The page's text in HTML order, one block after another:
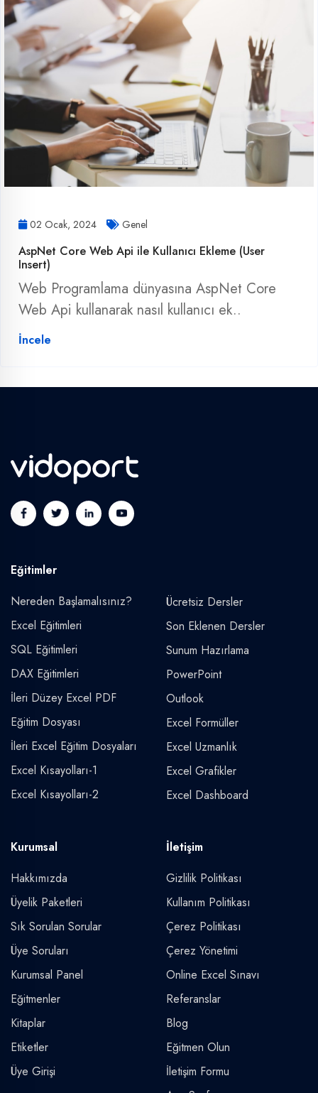
02 Ocak, 2024 Genel
AspNet Core Web Api ile Kullanıcı Ekleme (User
Insert)
Web Programlama dünyasına AspNet Core
Web Api kullanarak nasıl kullanıcı ek..
İncele
Eğitimler
Nereden Başlamalısınız?
Excel Eğitimleri
SQL Eğitimleri
DAX Eğitimleri
İleri Düzey Excel PDF
Eğitim Dosyası
İleri Excel Eğitim Dosyaları
Excel Kısayolları-1
Excel Kısayolları-2
Ücretsiz Dersler
Son Eklenen Dersler
Sunum Hazırlama
PowerPoint
Outlook
Excel Formüller
Excel Uzmanlık
Excel Grafikler
Excel Dashboard
Kurumsal
Hakkımızda
Üyelik Paketleri
Sık Sorulan Sorular
Üye Soruları
Kurumsal Panel
Eğitmenler
Kitaplar
Etiketler
Üye Girişi
İletişim
Gizlilik Politikası
Kullanım Politikası
Çerez Politikası
Çerez Yönetimi
Online Excel Sınavı
Referanslar
Blog
Eğitmen Olun
İletişim Formu